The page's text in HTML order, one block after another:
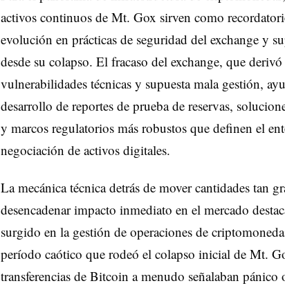
activos continuos de Mt. Gox sirven como
evolución en prácticas de seguridad del exchange y
desde su colapso. El fracaso del exchange, que
vulnerabilidades técnicas y supuesta mala gestión,
desarrollo de reportes de prueba de reservas,
y marcos regulatorios más robustos que definen el
negociación de activos digitales.
La mecánica técnica detrás de mover cantidades tan
desencadenar impacto inmediato en el mercado
surgido en la gestión de operaciones de
período caótico que rodeó el colapso inicial de Mt.
transferencias de Bitcoin a menudo señalaban